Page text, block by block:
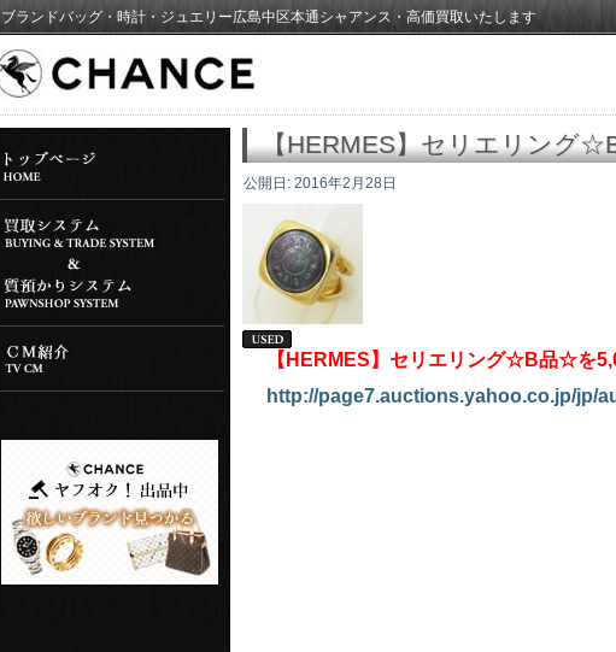
ブランドバッグ・時計・ジュエリー広島中区本通シャアンス・高価買取いたします
【HERMES】セリエリング
公開日: 2016年2月28日
【HERMES】セリエリング☆B品☆を
http://page7.auctions.yahoo.co.jp/jp/